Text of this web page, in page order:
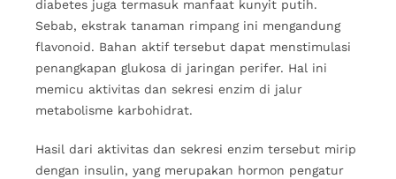
diabetes juga termasuk manfaat kunyit putih.
Sebab, ekstrak tanaman rimpang ini mengandung
flavonoid. Bahan aktif tersebut dapat menstimulasi
penangkapan glukosa di jaringan perifer. Hal ini
memicu aktivitas dan sekresi enzim di jalur
metabolisme karbohidrat.
Hasil dari aktivitas dan sekresi enzim tersebut mirip
dengan insulin, yang merupakan hormon pengatur